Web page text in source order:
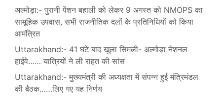
अल्मोड़ा:- पुरानी पेंशन बहाली को लेकर 9 अगस्त को NMOPS का
सामूहिक उपवास, सभी राजनीतिक दलों के प्रतिनिधियों को किया
आमंत्रित
Uttarakhand:- 41 घंटे बाद खुला सिमली- अल्मोड़ा नेशनल
हाईवे…… यात्रियों ने ली राहत की सांस
Uttarakhand:- मुख्यमंत्री की अध्यक्षता में संपन्न हुई मंत्रिमंडल
की बैठक……लिए गए यह निर्णय